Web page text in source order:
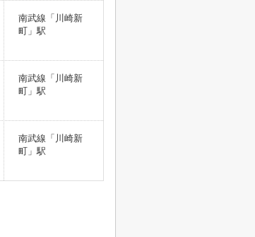
南武線「川崎新
町」駅
南武線「川崎新
町」駅
南武線「川崎新
町」駅